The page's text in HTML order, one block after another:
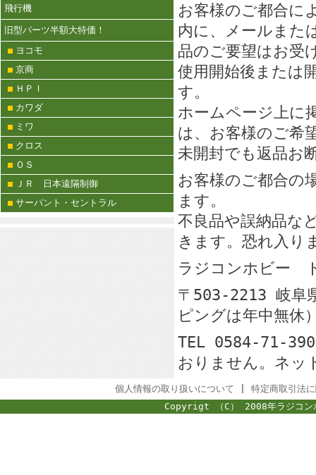
飛行機
旧型パーツ半額大特価！
ヨコモ
京商
ＨＰＩ
カワダ
ミワ
クロス
ＯＳ
ＪＲ 日本遠隔制御
サーパント・セントラル
お客様のご都合に
内に、メールまた
品のご要望はお受
使用開始後または
す。
ホームページ上に
は、お客様のご希
未開封でも返品お
お客様のご都合の
ます。
不良品や誤納品な
きます。恐れ入り
ラジコンホビ
〒503-2213 岐阜
ピングは年中無休
TEL 0584-71-
おりません。ネッ
個人情報の取り扱いについて
特定商取引法
Copyrigt （C） 2008年ラジコ